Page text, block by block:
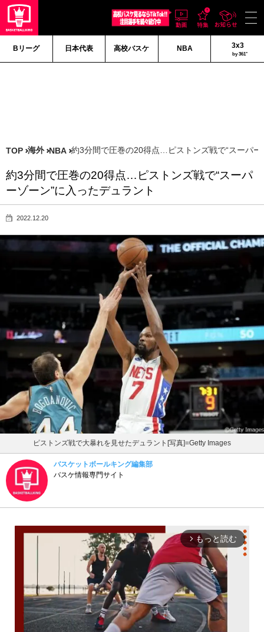
Bリーグ 日本代表 高校バスケ NBA 3x3
by 361°
TOP 海外 NBA 約3分間で圧巻の20得点…ピストンズ戦で“スーパー
約3分間で圧巻の20得点…ピストンズ戦で“スーパ
ーゾーン”に入ったデュラント
2022.12.20
ピストンズ戦で大暴れを見せたデュラント[写真]=Getty Images
バスケットボールキング編集部
バスケ情報専門サイト
arrow_forward_ios もっと読む